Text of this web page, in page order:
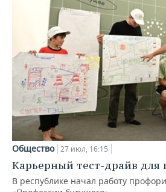
Общество 27 июл, 16:15
Карьерный тест-драйв для
В республике начал работу